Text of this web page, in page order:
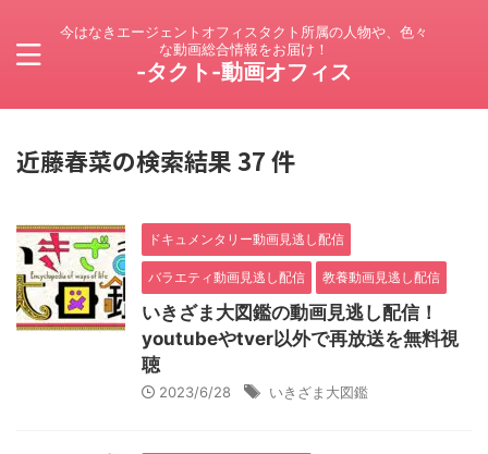
今はなきエージェントオフィスタクト所属の人物や、色々
な動画総合情報をお届け！
-タクト-動画オフィス
近藤春菜の検索結果 37 件
ドキュメンタリー動画見逃し配信
バラエティ動画見逃し配信 教養動画見逃し配信
いきざま大図鑑の動画見逃し配信！
youtubeやtver以外で再放送を無料視
聴
2023/6/28 いきざま大図鑑